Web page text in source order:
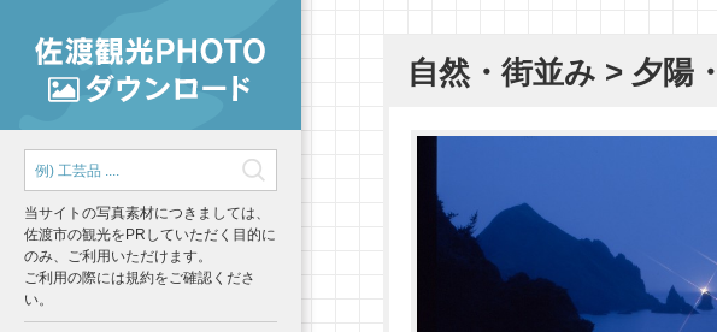
当サイトの写真素材につきましては、
佐渡市の観光をPRしていただく目的に
のみ、ご利用いただけます。
ご利用の際には規約をご確認くださ
い。
自然・街並み > 夕陽